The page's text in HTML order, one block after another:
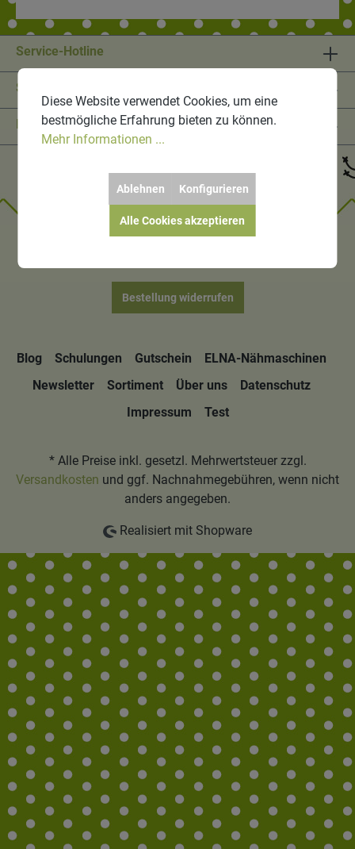
Service-Hotline
Shop Service
Informationen
Bestellung widerrufen
Blog Schulungen Gutschein
ELNA-Nähmaschinen
Newsletter
Sortiment Über uns
Datenschutz
Impressum
Test
* Alle Preise inkl. gesetzl. Mehrwertsteuer zzgl.
Versandkosten und ggf. Nachnahmegebühren, wenn nicht
anders angegeben.
Realisiert mit Shopware
Diese Website verwendet Cookies, um eine
bestmögliche Erfahrung bieten zu können.
Mehr Informationen ...
Ablehnen Konfigurieren
Alle Cookies akzeptieren